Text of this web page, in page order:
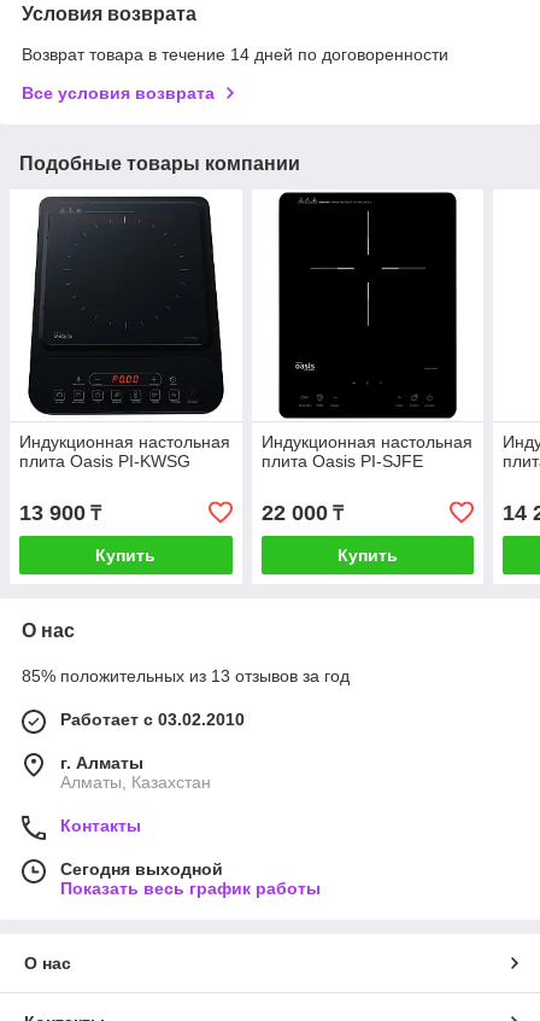
Условия возврата
Возврат товара в течение 14 дней по договоренности
Все условия возврата
Подобные товары компании
Индукционная настольная
плита Oasis PI-KWSG
13 900 ₸
Купить
Индукционная настольная
плита Oasis PI-SJFE
22 000₸
Купить
14
О нас
85% положительных из 13 отзывов за год
Работает с 03.02.2010
г. Алматы
Алматы, Казахстан
Контакты
Сегодня выходной
Показать весь график работы
О нас